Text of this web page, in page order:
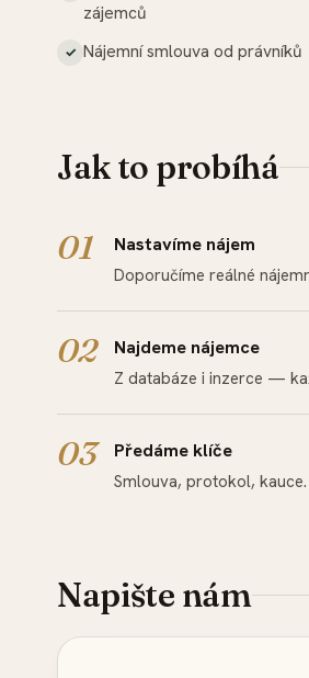
zájemců
Nájemní smlouva od právníků
Jak to probíhá
Nastavíme nájem
Doporučíme reálné
Najdeme nájemce
Z databáze i inzerce —
Předáme klíče
Smlouva, protokol,
Napište nám